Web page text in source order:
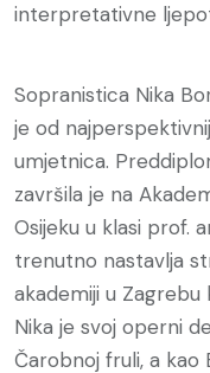
interpretativne
Sopranistica Nika
je od
umjetnica.
završila je na
Osijeku u klasi prof.
trenutno nastavlja
akademiji u Zagrebu
Nika je svoj operni
Čarobnoj fruli, a kao